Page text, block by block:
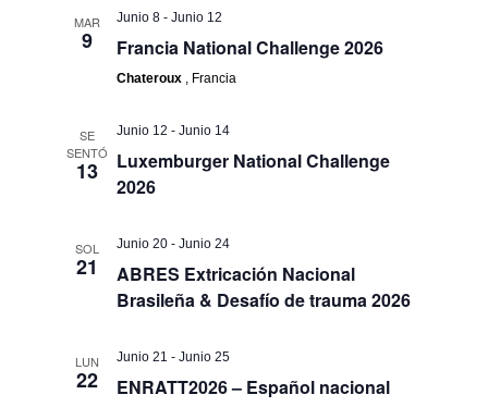
MAR
9
Junio 8 -Junio 12
Francia National Challenge 2026
Chateroux , Francia
SE
SENTÓ
13
Junio 12 -Junio 14
Luxemburger National Challenge
2026
SOL
21
Junio 20 -Junio 24
ABRES Extricación Nacional
Brasileña & Desafío de trauma 2026
LUN
22
Junio 21 -Junio 25
ENRATT2026 – Español nacional